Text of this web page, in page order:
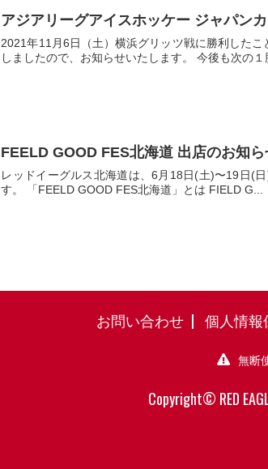
アジアリーグアイスホッケー ジャパン
2021年11月6日（土）横浜グリッツ戦に勝利した
しましたので、お知らせいたします。 今後も次の
FEELD GOOD FES北海道 出店のお知ら
レッドイーグルス北海道は、6月18日(土)〜19日(
す。 「FEELD GOOD FES北海道」とは FIELD G...
お問い合わせ 個人情報
 無断
Copyright© RED